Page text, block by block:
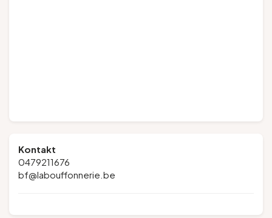
Kontakt
0479211676
bf@labouffonnerie.be